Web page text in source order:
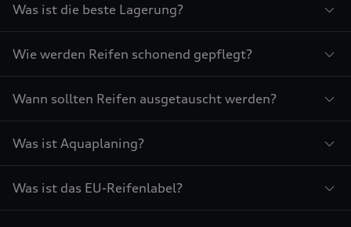
Was ist die beste Lagerung?
Wie werden Reifen schonend gepflegt?
Wann sollten Reifen ausgetauscht werden?
Was ist Aquaplaning?
Was ist das EU-Reifenlabel?